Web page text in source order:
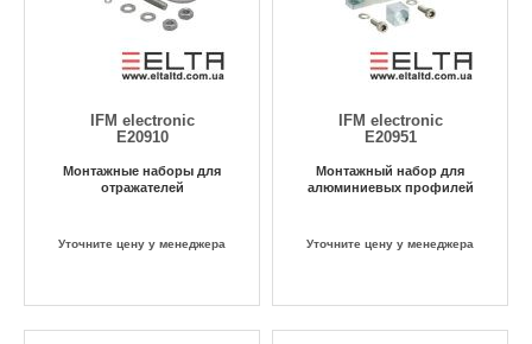
IFM electronic
E20910
Монтажные наборы для
отражателей
Уточните цену у менеджера
IFM electronic
E20951
Монтажный набор для
алюминиевых профилей
Уточните цену у менеджера